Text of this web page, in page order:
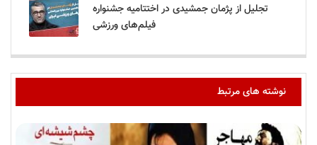
تجلیل از پژمان جمشیدی در اختتامیه جشنواره
فیلم‌های ورزشی
نوشته های مرتبط